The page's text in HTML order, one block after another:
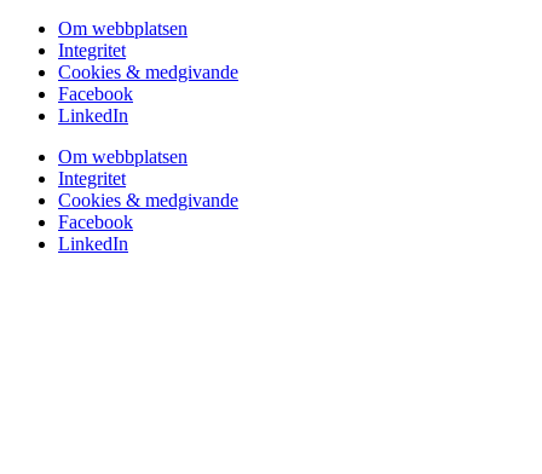
Om webbplatsen
Integritet
Cookies & medgivande
Facebook
LinkedIn
Om webbplatsen
Integritet
Cookies & medgivande
Facebook
LinkedIn